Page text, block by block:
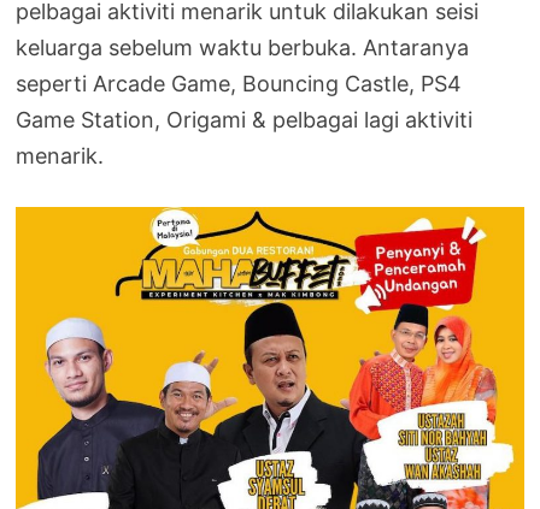
pelbagai aktiviti menarik untuk dilakukan seisi
keluarga sebelum waktu berbuka. Antaranya
seperti Arcade Game, Bouncing Castle, PS4
Game Station, Origami & pelbagai lagi aktiviti
menarik.